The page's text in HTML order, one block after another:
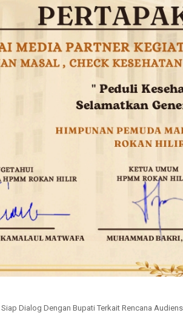
Siap Dialog Dengan Bupati Terkait Rencana